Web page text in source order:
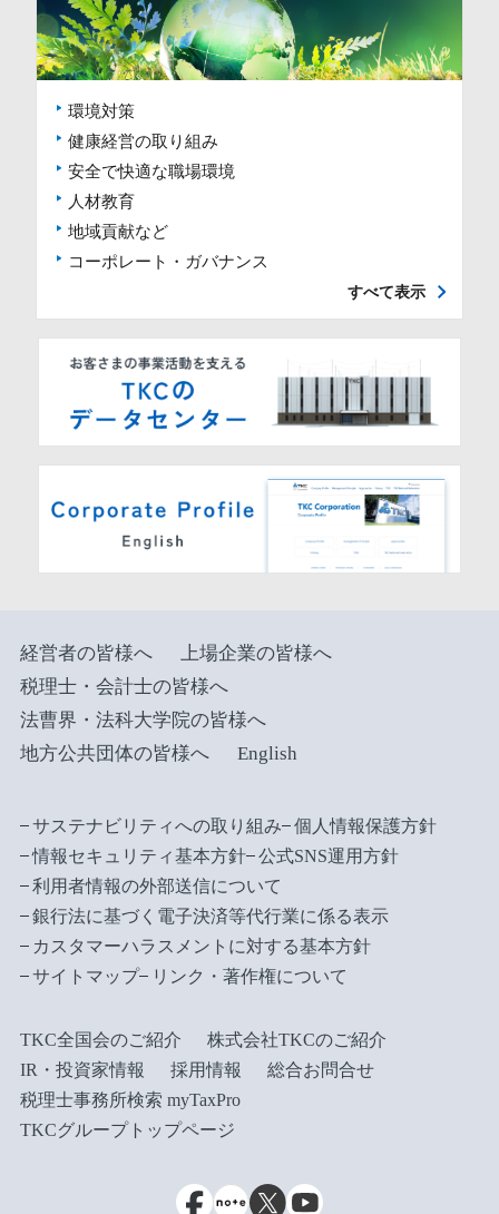
環境対策
健康経営の取り組み
安全で快適な職場環境
人材教育
地域貢献など
コーポレート・ガバナンス
すべて表示
経営者の皆様へ
上場企業の皆様へ
税理士・会計士の皆様へ
法曹界・法科大学院の皆様へ
地方公共団体の皆様へ
English
サステナビリティへの取り組み
個人情報保護方針
情報セキュリティ基本方針
公式SNS運用方針
利用者情報の外部送信について
銀行法に基づく電子決済等代行業に係る表示
カスタマーハラスメントに対する基本方針
サイトマップ
リンク・著作権について
TKC全国会のご紹介
株式会社TKCのご紹介
IR・投資家情報
採用情報
総合お問合せ
税理士事務所検索 myTaxPro
TKCグループトップページ